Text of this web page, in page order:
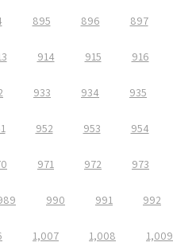
895 896 897
914 915 916
933 934 935
952 953 954
971 972 973
990 991 992
1,007 1,008 1,009